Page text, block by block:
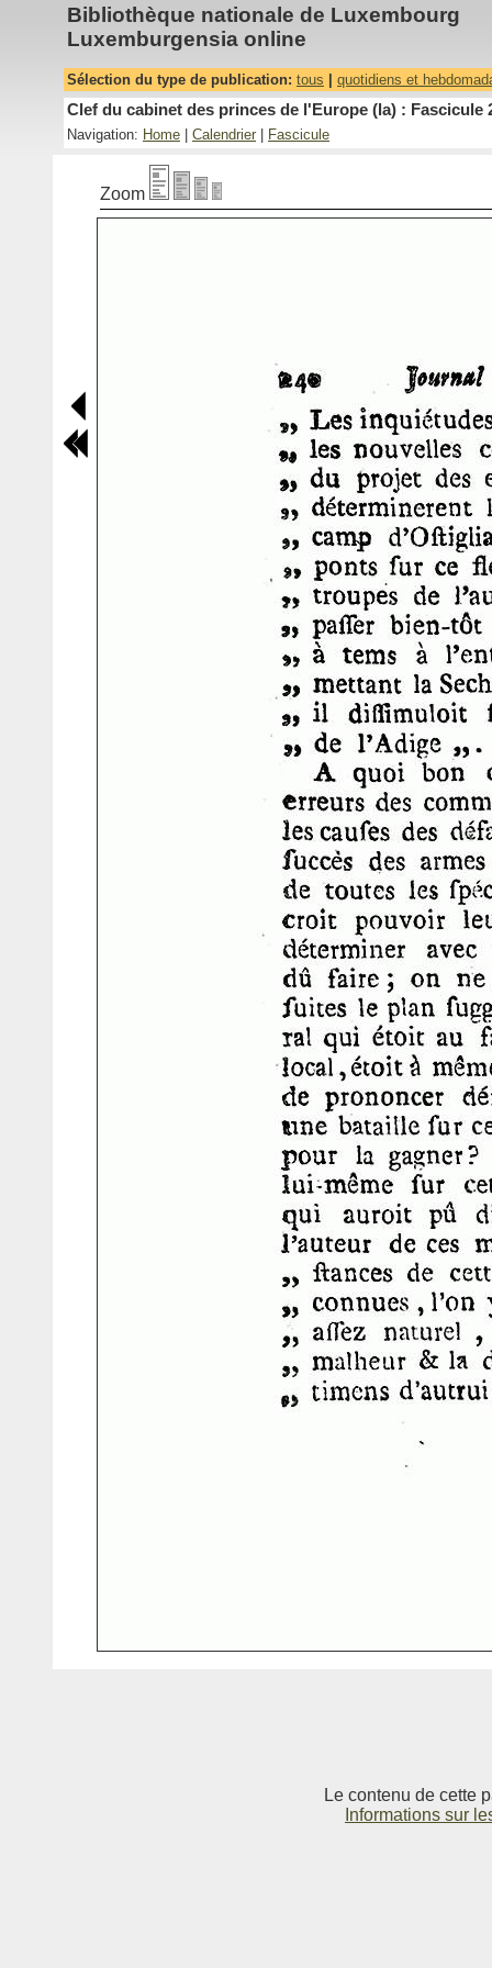
Bibliothèque nationale de Luxembourg
Luxemburgensia online
Sélection du type de publication: tous quotidiens et
Clef du cabinet des princes de l'Europe (la) : Fascicule
Navigation: Home Calendrier Fascicule
Zoom
Le contenu de cette
Informations sur